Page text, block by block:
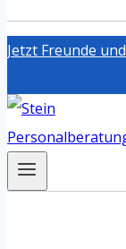
Jetzt Freunde